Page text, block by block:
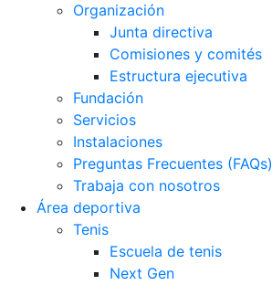
Organización
Junta directiva
Comisiones y comités
Estructura ejecutiva
Fundación
Servicios
Instalaciones
Preguntas Frecuentes (FAQs)
Trabaja con nosotros
Área deportiva
Tenis
Escuela de tenis
Next Gen